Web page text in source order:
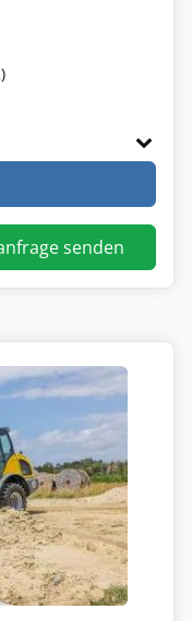
senden